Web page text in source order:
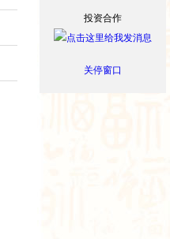
投资合作
关停窗口